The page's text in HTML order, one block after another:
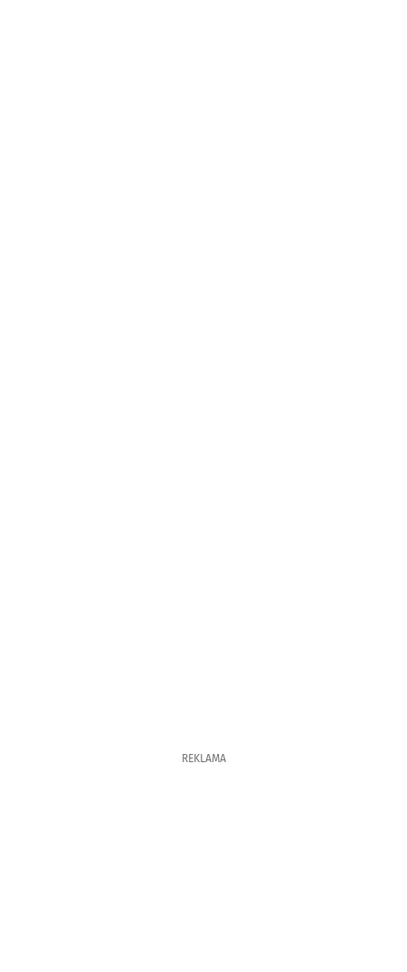
REKLAMA